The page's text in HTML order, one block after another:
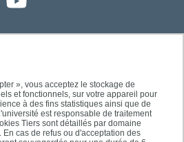
», vous acceptez le stockage de
et fonctionnels, sur votre appareil pour
à des fins statistiques ainsi que de
est responsable de traitement
Tiers sont détaillés par domaine
cas de refus ou d'acceptation des